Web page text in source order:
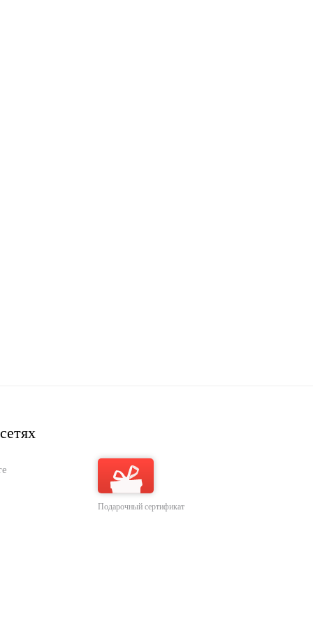
Подарочный сертификат